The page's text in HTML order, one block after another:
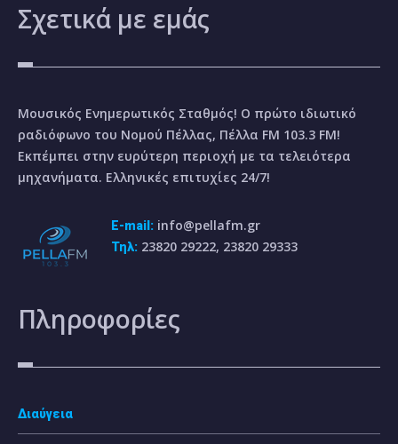
Σχετικά με εμάς
Μουσικός Ενημερωτικός Σταθμός! Ο πρώτο ιδιωτικό
ραδιόφωνο του Νομού Πέλλας, Πέλλα FM 103.3 FM!
Εκπέμπει στην ευρύτερη περιοχή με τα τελειότερα
μηχανήματα. Ελληνικές επιτυχίες 24/7!
E-mail: info@pellafm.gr
Τηλ: 23820 29222, 23820 29333
Πληροφορίες
Διαύγεια